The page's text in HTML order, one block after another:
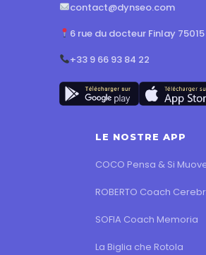
contact@dynseo.com
6 rue du docteur Finlay
+33 9 66 93 84 22
LE NOSTRE APP
COCO Pensa & Si
ROBERTO Coach
SOFIA Coach Memoria
La Biglia che Rotola